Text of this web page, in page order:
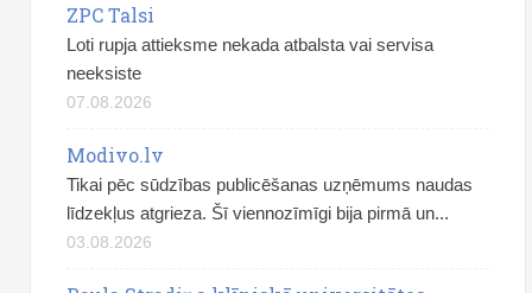
ZPC Talsi
Loti rupja attieksme nekada atbalsta vai servisa
neeksiste
07.08.2026
Modivo.lv
Tikai pēc sūdzības publicēšanas uzņēmums naudas
līdzekļus atgrieza. Šī viennozīmīgi bija pirmā un...
03.08.2026